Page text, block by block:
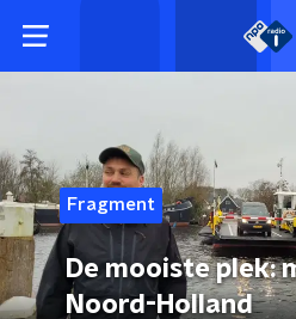
Fragment
De mooiste plek:
Noord-Holland